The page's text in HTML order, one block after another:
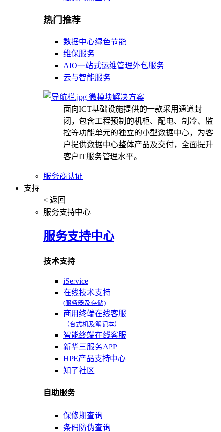
热门推荐
数据中心绿色节能
维保服务
AIO一站式运维管理外包服务
云与智能服务
微模块解决方案
面向ICT基础设施提供的一款采用通道封
闭，包含工程预制的机柜、配电、制冷、监
控等功能单元的独立的小型数据中心，为客
户提供数据中心整体产品及交付，全面提升
客户IT服务管理水平。
服务商认证
支持
< 返回
服务支持中心
服务支持中心
技术支持
iService
在线技术支持
(服务器及存储)
商用终端在线客服
（台式机及笔记本）
智能终端在线客服
新华三服务APP
HPE产品支持中心
知了社区
自助服务
保修期查询
条码防伪查询